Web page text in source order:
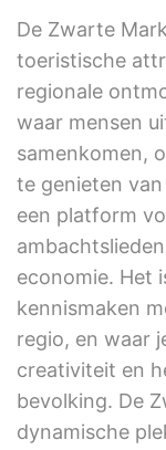
De Zwarte
toeristische
regionale
waar mensen
samenkomen,
te genieten
een platform
economie. Het
kennismaken
regio, en waar
creativiteit en
bevolking. De
dynamische